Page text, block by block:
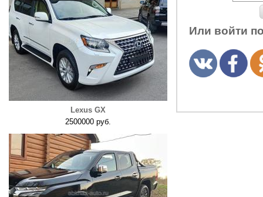
Lexus GX
2500000 руб.
Или войти